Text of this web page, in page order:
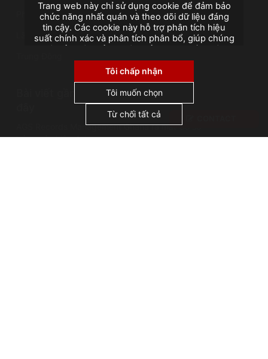
Lãnh thổ hải ngoại Pháp
AGS Records Management Ghana ra mắt Cơ sở
bảo quản hiện đại
Trang web này chỉ sử dụng cookie để đảm bảo
chức năng nhất quán và theo dõi dữ liệu đáng
tin cậy. Các cookie này hỗ trợ phân tích hiệu
suất chính xác và phân tích phân bổ, giúp chúng
tôi cải thiện trải nghiệm của bạn. Chúng tôi
không sử dụng cookie cho quảng cáo hoặc tiếp
thị lại, và không chia sẻ hoặc bán dữ liệu cá
nhân cho bên thứ ba. Bằng cách nhấp vào
"Chấp nhận tất cả", bạn đồng ý với việc chúng
tôi sử dụng cookie.
Tôi chấp nhận
Tôi muốn chọn
Từ chối tất cả